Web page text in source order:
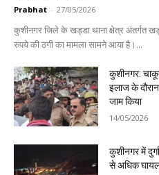
Prabhat - 27/05/2026
कुशीनगर जिले के खड्डा थाना क्षेत्र अंतर्गत
रुपये की ठगी का मामला सामने आया है।...
कुशीनगर:
इलाज के
जाम किया
14/05/2026
कुशीनगर में
से अधिक